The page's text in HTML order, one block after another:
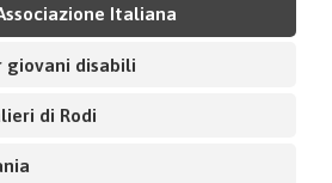
Italiana
giovani disabili
di Rodi